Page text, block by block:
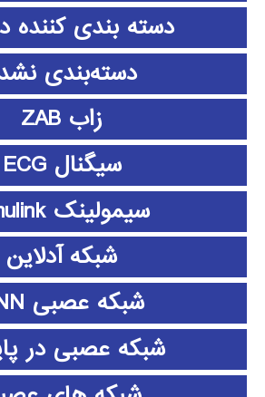
دسته بندی کننده
دسته‌بندی
زاب ZAB
سیگنال ECG
سیمولینک simulink
شبکه آدلاین
شبکه عصبی CNN
شبکه عصبی در